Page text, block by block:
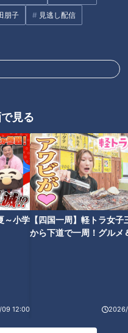
朋子 見逃し配信
見る
～小学
12:00
【四国一周】軽トラ女子
から下道で一周！グルメ
た。